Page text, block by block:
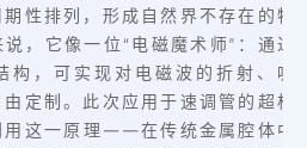
性排列，形成自然界不存在的特
，它像一位“电磁魔术师”：通过
构，可实现对电磁波的折射、吸
定制。此次应用于速调管的超构
用这一原理——在传统金属腔体中